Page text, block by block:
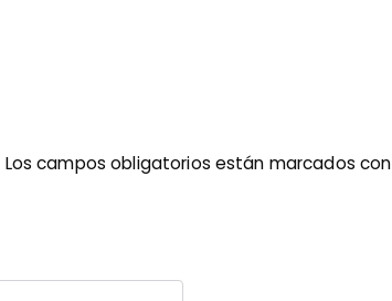
Los campos obligatorios están marcados con